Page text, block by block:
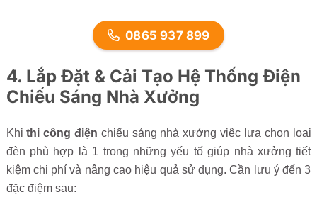
0865 937 899
4. Lắp Đặt & Cải Tạo Hệ Thống Điện
Chiếu Sáng Nhà Xưởng
Khithi công điện chiếu sáng nhà xưởng việc lựa chọn loại
đèn phù hợp là 1 trong những yếu tố giúp nhà xưởng tiết
kiệm chi phí và nâng cao hiệu quả sử dụng. Cần lưu ý đến 3
đặc điệm sau: